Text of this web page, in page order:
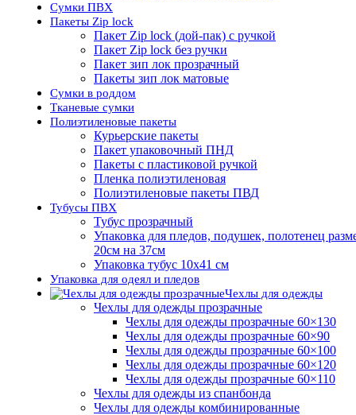
Сумки ПВХ
Пакеты Zip lock
Пакет Zip lock (дой-пак) с ручкой
Пакет Zip lock без ручки
Пакет зип лок прозрачный
Пакеты зип лок матовые
Сумки в роддом
Тканевые сумки
Полиэтиленовые пакеты
Курьерские пакеты
Пакет упаковочный ПНД
Пакеты с пластиковой ручкой
Пленка полиэтиленовая
Полиэтиленовые пакеты ПВД
Тубусы ПВХ
Тубус прозрачный
Упаковка для пледов, подушек, полотенец
20см на 37см
Упаковка тубус 10х41 см
Упаковка для одеял и пледов
Чехлы для одежды
Чехлы для одежды прозрачные
Чехлы для одежды прозрачные 60×130
Чехлы для одежды прозрачные 60×90
Чехлы для одежды прозрачные 60×100
Чехлы для одежды прозрачные 60×120
Чехлы для одежды прозрачные 60×110
Чехлы для одежды из спанбонда
Чехлы для одежды комбинированные